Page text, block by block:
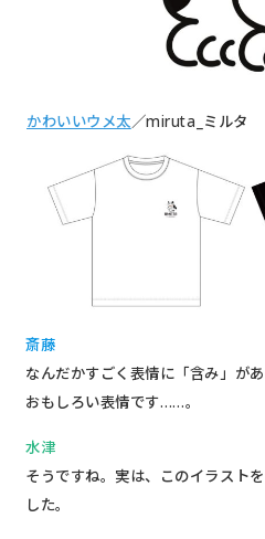
かわいいウメ太／miruta_ミルタ
斎藤
なんだかすごく表情に「含み」が
おもしろい表情です……。
水津
そうですね。実は、このイラスト
した。